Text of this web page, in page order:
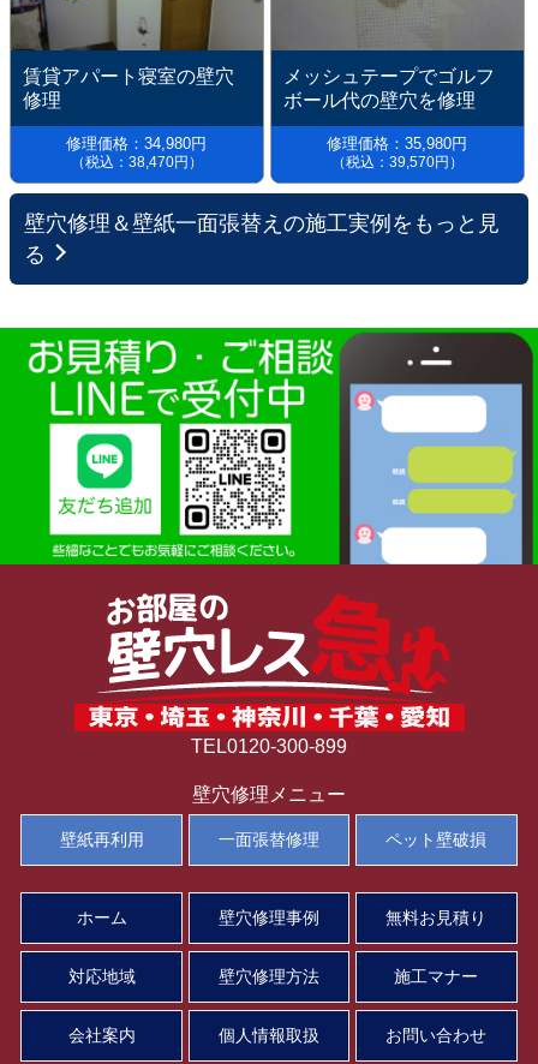
修理価格：34,980円
（税込：38,470円）
賃貸アパート寝室の壁穴
修理
修理価格：35,980円
（税込：39,570円）
メッシュテープでゴルフ
ボール代の壁穴を修理
壁穴修理＆壁紙一面張替えの施工実例をもっと見
る
TEL0120-300-899
壁穴修理メニュー
壁紙再利用 一面張替修理 ペット壁破損
ホーム 壁穴修理事例 無料お見積り
対応地域 壁穴修理方法 施工マナー
会社案内 個人情報取扱 お問い合わせ